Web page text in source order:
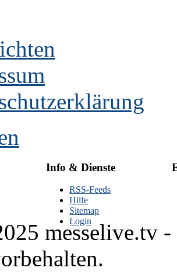
Info & Dienste
RSS-Feeds
Hilfe
Sitemap
Login
messelive.tv -